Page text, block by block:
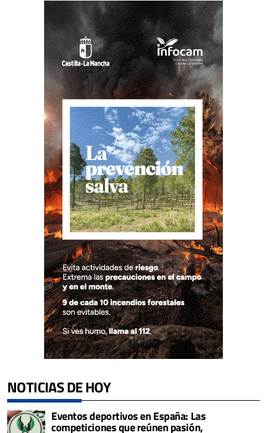
NOTICIAS DE HOY
Eventos deportivos en España: Las
competiciones que reúnen pasión,